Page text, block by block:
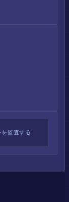
監査する